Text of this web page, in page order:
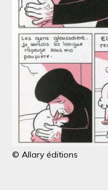
© Allary éditions